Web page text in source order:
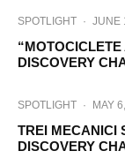
SPOTLIGHT · JUNE
DISCOVERY
SPOTLIGHT · MAY
TREI MECANICI
DISCOVERY